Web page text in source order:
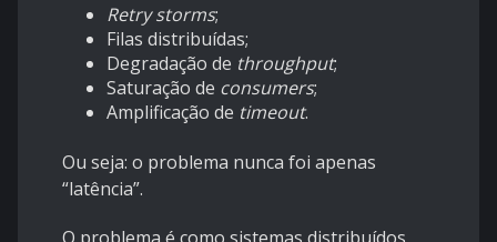
Retry storms;
Filas distribuídas;
Degradação de throughput;
Saturação de consumers;
Amplificação de timeout.
Ou seja: o problema nunca foi apenas
“latência”.